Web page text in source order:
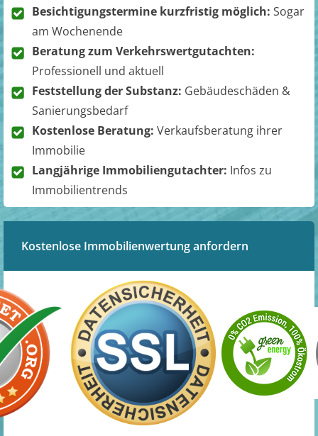
Besichtigungstermine kurzfristig möglich: Sogar
am Wochenende
Beratung zum Verkehrswertgutachten:
Professionell und aktuell
Feststellung der Substanz: Gebäudeschäden &
Sanierungsbedarf
Kostenlose Beratung: Verkaufsberatung ihrer
Immobilie
Langjährige Immobiliengutachter: Infos zu
Immobilientrends
Kostenlose Immobilienwertung anfordern